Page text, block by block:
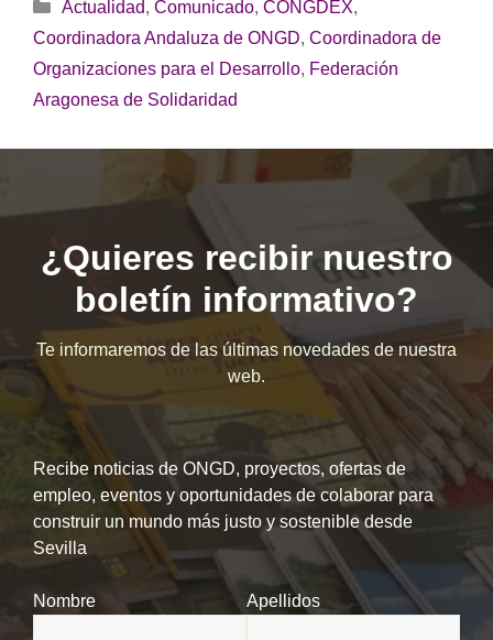
Categorías
Actualidad, Comunicado, CONGDEX,
Coordinadora Andaluza de ONGD, Coordinadora de
Organizaciones para el Desarrollo, Federación
Aragonesa de Solidaridad
¿Quieres recibir nuestro
boletín informativo?
Te informaremos de las últimas novedades de nuestra
web.
Recibe noticias de ONGD, proyectos, ofertas de
empleo, eventos y oportunidades de colaborar para
construir un mundo más justo y sostenible desde
Sevilla
Nombre Apellidos